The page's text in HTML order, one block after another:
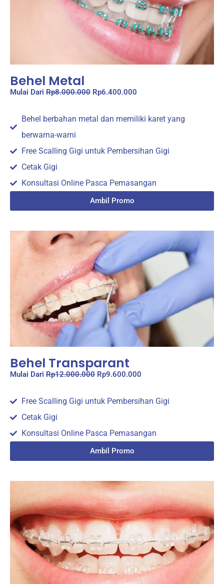
Behel Metal
Mulai Dari Rp8.000.000 Rp6.400.000
Behel berbahan metal dan memiliki karet yang
berwarna-warni
Free Scalling Gigi untuk Pembersihan Gigi
Cetak Gigi
Konsultasi Online Pasca Pemasangan
Ambil Promo
Behel Transparant
Mulai Dari Rp12.000.000 Rp9.600.000
Free Scalling Gigi untuk Pembersihan Gigi
Cetak Gigi
Konsultasi Online Pasca Pemasangan
Ambil Promo